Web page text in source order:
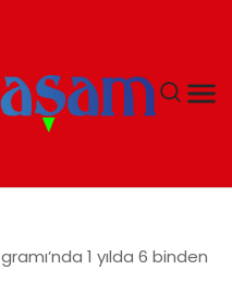
1 yılda 6 binden